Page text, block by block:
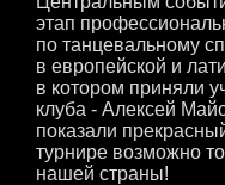
этап
по танцевальному
в европейской и
в котором приняли
клуба - Алексей
показали
турнире возможно
нашей страны!